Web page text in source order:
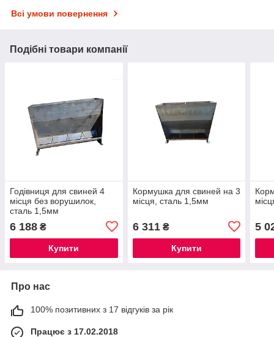
Всі умови повернення
Подібні товари компанії
Годівниця для свиней 4
місця без ворушилок,
сталь 1,5мм
6 188 ₴
Купити
Кормушка для свиней на 3
місця, сталь 1,5мм
6 311₴
Купити
5
Про нас
100% позитивних з 17 відгуків за рік
Працює з 17.02.2018